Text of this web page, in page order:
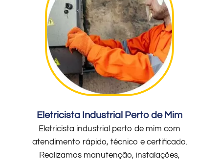
Eletricista Industrial Perto de Mim
Eletricista industrial perto de mim com
atendimento rápido, técnico e certificado.
Realizamos manutenção, instalações,